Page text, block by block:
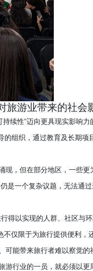
游业带来的社会
续性”迈向更具现实影响
组织，通过教育及长期项
现，但在部分地区，一些更
是一个复杂议题，无法通
得以实现的人群、社区与
仅限于为旅行提供便利，
能带来旅行者难以察觉的
行业的一员，就必须以更